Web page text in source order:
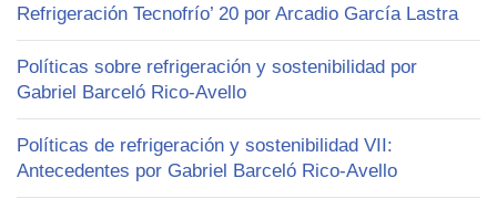
Refrigeración Tecnofrío’ 20 por Arcadio García Lastra
Políticas sobre refrigeración y sostenibilidad por
Gabriel Barceló Rico-Avello
Políticas de refrigeración y sostenibilidad VII:
Antecedentes por Gabriel Barceló Rico-Avello